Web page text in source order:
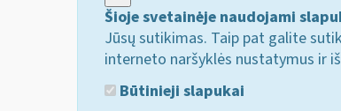
Šioje svetainėje naudojami
Jūsų sutikimas. Taip pat galite
interneto naršyklės nustatymus ir
Būtinieji slapukai